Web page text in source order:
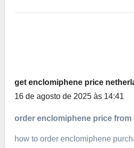
get enclomiphene price
16 de agosto de 2025 às 14:41
order enclomiphene price from
how to order enclomiphene